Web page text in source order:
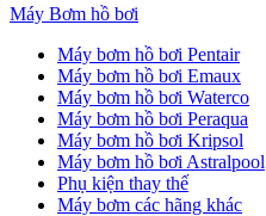
Máy Bơm hồ bơi
Máy bơm hồ bơi Pentair
Máy bơm hồ bơi Emaux
Máy bơm hồ bơi Waterco
Máy bơm hồ bơi Peraqua
Máy bơm hồ bơi Kripsol
Máy bơm hồ bơi Astralpool
Phụ kiện thay thế
Máy bơm các hãng khác